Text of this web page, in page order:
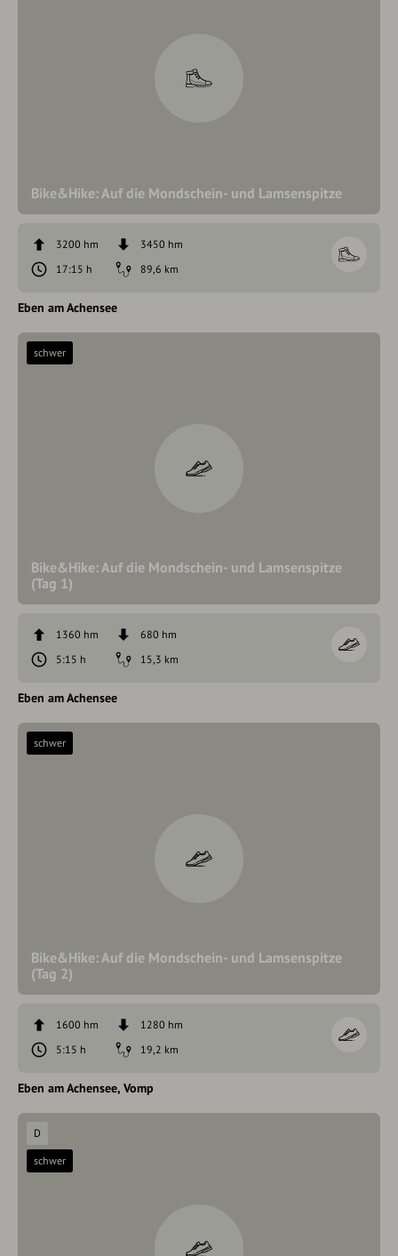
Bike&Hike: Auf die Mondschein- und Lamsenspitze
3200 hm
3450 hm
17:15 h
89,6 km
Eben am Achensee
Bike&Hike: Auf die Mondschein- und Lamsenspitze
(Tag 1)
schwer
1360 hm
680 hm
5:15 h
15,3 km
Eben am Achensee
Bike&Hike: Auf die Mondschein- und Lamsenspitze
(Tag 2)
schwer
1600 hm
1280 hm
5:15 h
19,2 km
Eben am Achensee Vomp
D
schwer